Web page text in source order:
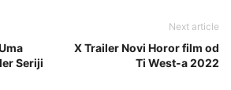
Seriji
Next article
X Trailer Novi Horor film od
Ti West-a 2022